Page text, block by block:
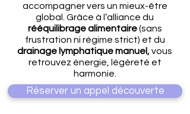
accompagner vers un mieux-être
global. Grâce à l’alliance du
rééquilibrage alimentaire(sans
frustration ni régime strict) et du
drainage lymphatique manuel,vous
retrouvez énergie, légèreté et
harmonie.
Réserver un appel découverte